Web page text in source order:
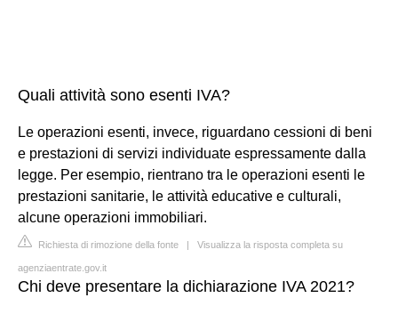
Quali attività sono esenti IVA?
Le operazioni esenti, invece, riguardano cessioni di beni
e prestazioni di servizi individuate espressamente dalla
legge. Per esempio, rientrano tra le operazioni esenti le
prestazioni sanitarie, le attività educative e culturali,
alcune operazioni immobiliari.
Richiesta di rimozione della fonte | Visualizza la risposta completa su
agenziaentrate.gov.it
Chi deve presentare la dichiarazione IVA 2021?